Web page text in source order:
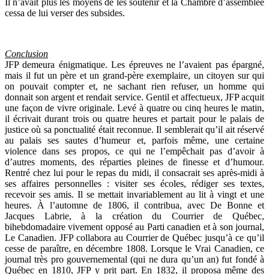
cessa de lui verser des subsides.
Conclusion
JFP demeura énigmatique. Les épreuves ne l’avaient pas épargné,
mais il fut un père et un grand-père exemplaire, un citoyen sur qui
on pouvait compter et, ne sachant rien refuser, un homme qui
donnait son argent et rendait service. Gentil et affectueux, JFP acquit
une façon de vivre originale. Levé à quatre ou cinq heures le matin,
il écrivait durant trois ou quatre heures et partait pour le palais de
justice où sa ponctualité était reconnue. Il semblerait qu’il ait réservé
au palais ses sautes d’humeur et, parfois même, une certaine
violence dans ses propos, ce qui ne l’empêchait pas d’avoir à
d’autres moments, des réparties pleines de finesse et d’humour.
Rentré chez lui pour le repas du midi, il consacrait ses après-midi à
ses affaires personnelles : visiter ses écoles, rédiger ses textes,
recevoir ses amis. Il se mettait invariablement au lit à vingt et une
heures. À l’automne de 1806, il contribua, avec De Bonne et
Jacques Labrie, à la création du Courrier de Québec,
bihebdomadaire vivement opposé au Parti canadien et à son journal,
Le Canadien. JFP collabora au Courrier de Québec jusqu’à ce qu’il
cesse de paraître, en décembre 1808. Lorsque le Vrai Canadien, ce
journal très pro gouvernemental (qui ne dura qu’un an) fut fondé à
Québec en 1810, JFP y prit part. En 1832, il proposa même des